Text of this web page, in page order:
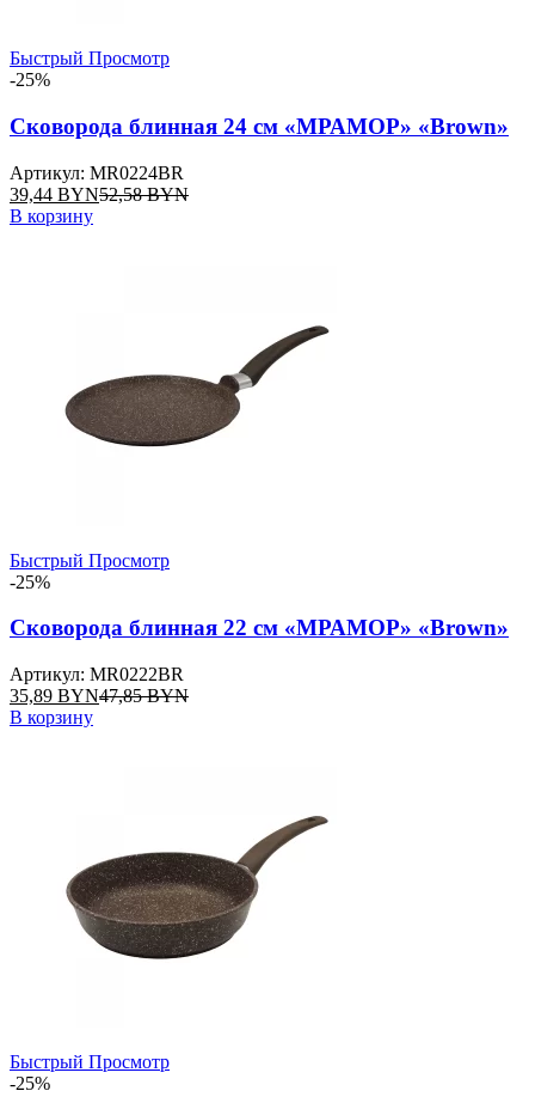
Быстрый Просмотр
-25%
Сковорода блинная 24 см «МРАМОР» «Brown»
Артикул: MR0224BR
39,44 BYN52,58BYN
В корзину
Быстрый Просмотр
-25%
Сковорода блинная 22 см «МРАМОР» «Brown»
Артикул: MR0222BR
35,89 BYN47,85BYN
В корзину
Быстрый Просмотр
-25%